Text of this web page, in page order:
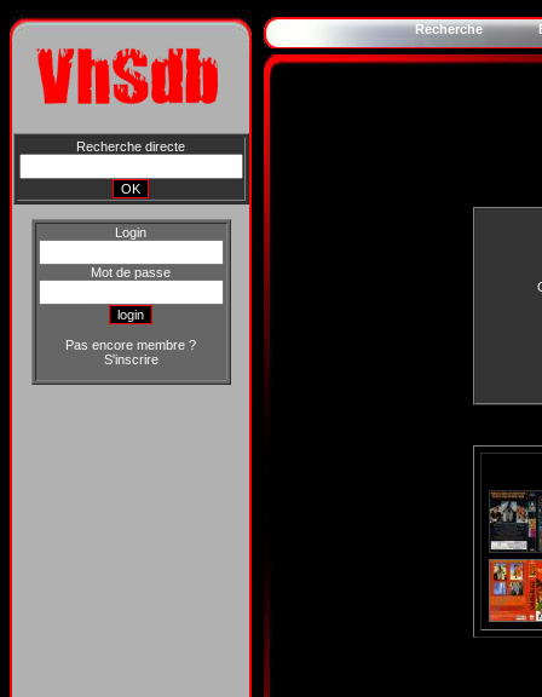
Recherche directe
Login
Mot de passe
Pas encore membre ?
S'inscrire
Recherche